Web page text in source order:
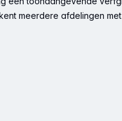
meerdere afdelingen